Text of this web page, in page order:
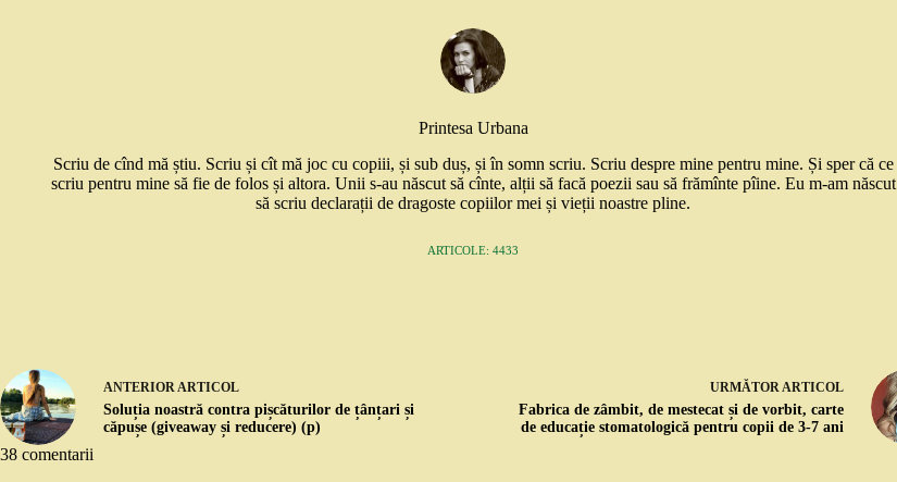
Printesa Urbana
Scriu de cînd mă știu. Scriu și cît mă joc cu copiii, și sub duș, și în somn scriu. Scriu despre mine pentru mine. Și sper că ce
scriu pentru mine să fie de folos și altora. Unii s-au născut să cînte, alții să facă poezii sau să frămînte pîine. Eu m-am născut
să scriu declarații de dragoste copiilor mei și vieții noastre pline.
ARTICOLE: 4433
ANTERIORARTICOL
Soluția noastră contra pișcăturilor de țânțari și
căpușe (giveaway și reducere) (p)
URMĂTORARTICOL
Fabrica de zâmbit, de mestecat și de vorbit, carte
de educație stomatologică pentru copii de 3-7 ani
38 comentarii